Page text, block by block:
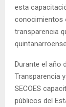
esta
conocimientos
transparencia
Durante el año
Transparencia
SECOES
públicos del